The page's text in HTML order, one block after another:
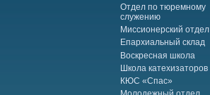
Отдел по тюремному
служению
Миссионерский отдел
Епархиальный склад
Воскресная школа
Школа катехизаторов
КЮС «Спас»